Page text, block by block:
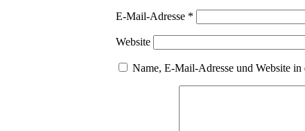
E-Mail-Adresse *
Website
Name, E-Mail-Adresse und Website